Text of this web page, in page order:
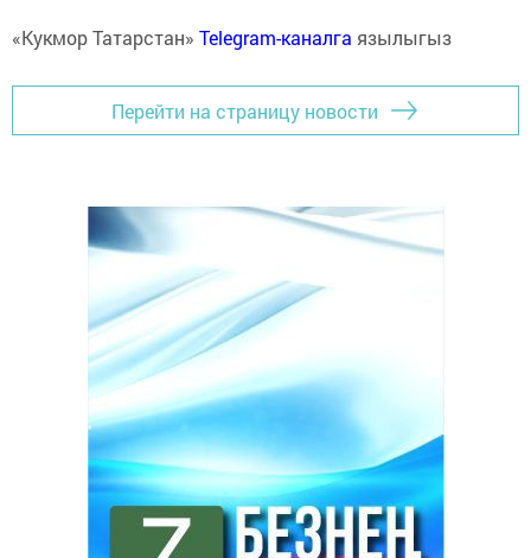
«Кукмор Татарстан» Telegram-каналга язылыгыз
Перейти на страницу новости